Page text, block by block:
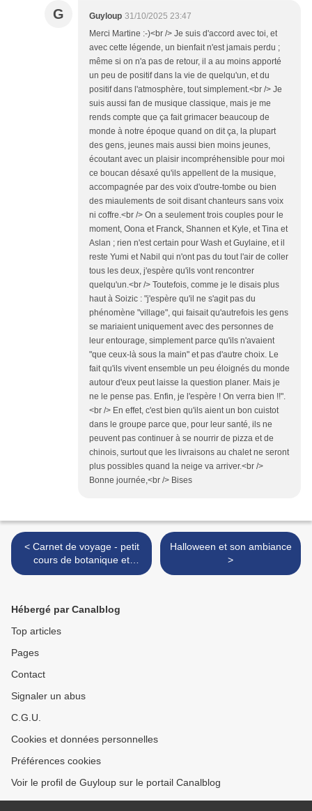
G Guyloup 31/10/2025 23:47
Merci Martine :-)<br /> Je suis d'accord avec toi, et
avec cette légende, un bienfait n'est jamais perdu ;
même si on n'a pas de retour, il a au moins apporté
un peu de positif dans la vie de quelqu'un, et du
positif dans l'atmosphère, tout simplement.<br /> Je
suis aussi fan de musique classique, mais je me
rends compte que ça fait grimacer beaucoup de
monde à notre époque quand on dit ça, la plupart
des gens, jeunes mais aussi bien moins jeunes,
écoutant avec un plaisir incompréhensible pour moi
ce boucan désaxé qu'ils appellent de la musique,
accompagnée par des voix d'outre-tombe ou bien
des miaulements de soit disant chanteurs sans voix
ni coffre.<br /> On a seulement trois couples pour le
moment, Oona et Franck, Shannen et Kyle, et Tina et
Aslan ; rien n'est certain pour Wash et Guylaine, et il
reste Yumi et Nabil qui n'ont pas du tout l'air de coller
tous les deux, j'espère qu'ils vont rencontrer
quelqu'un.<br /> Toutefois, comme je le disais plus
haut à Soizic : "j'espère qu'il ne s'agit pas du
phénomène "village", qui faisait qu'autrefois les gens
se mariaient uniquement avec des personnes de
leur entourage, simplement parce qu'ils n'avaient
"que ceux-là sous la main" et pas d'autre choix. Le
fait qu'ils vivent ensemble un peu éloignés du monde
autour d'eux peut laisse la question planer. Mais je
ne le pense pas. Enfin, je l'espère ! On verra bien !!".
<br /> En effet, c'est bien qu'ils aient un bon cuistot
dans le groupe parce que, pour leur santé, ils ne
peuvent pas continuer à se nourrir de pizza et de
chinois, surtout que les livraisons au chalet ne seront
plus possibles quand la neige va arriver.<br />
Bonne journée,<br /> Bises
< Carnet de voyage - petit
cours de botanique et
"chasse" aux braconniers
Halloween et son ambiance
>
Hébergé par Canalblog
Top articles
Pages
Contact
Signaler un abus
C.G.U.
Cookies et données personnelles
Préférences cookies
Voir le profil de Guyloup sur le portail Canalblog